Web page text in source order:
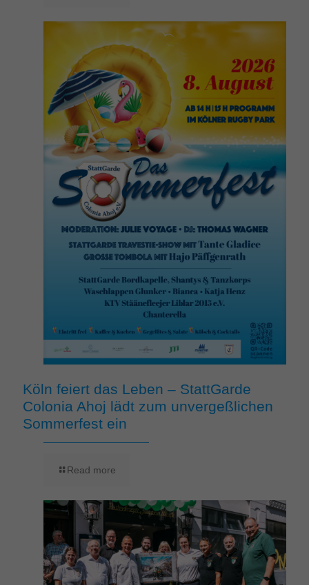
Köln feiert das Leben – StattGarde
Colonia Ahoj lädt zum unvergeßlichen
Sommerfest ein
Read more